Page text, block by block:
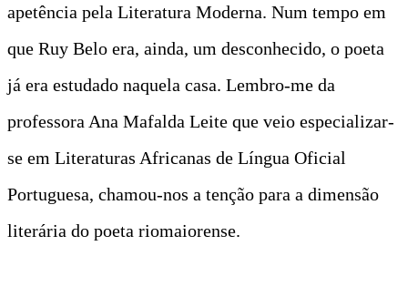
apetência pela Literatura Moderna. Num tempo em
que Ruy Belo era, ainda, um desconhecido, o poeta
já era estudado naquela casa. Lembro-me da
professora Ana Mafalda Leite que veio especializar-
se em Literaturas Africanas de Língua Oficial
Portuguesa, chamou-nos a tenção para a dimensão
literária do poeta riomaiorense.